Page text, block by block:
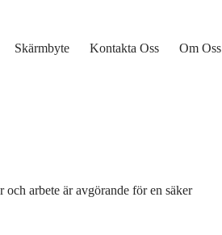
Skärmbyte
Kontakta Oss Om Oss
arbete är avgörande för en säker